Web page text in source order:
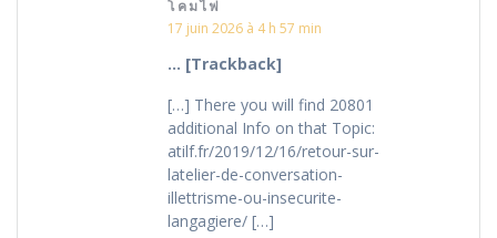
โคมไฟ
17 juin 2026 à 4 h 57 min
… [Trackback]
[…] There you will find 20801
additional Info on that Topic:
atilf.fr/2019/12/16/retour-sur-
latelier-de-conversation-
illettrisme-ou-insecurite-
langagiere/ […]